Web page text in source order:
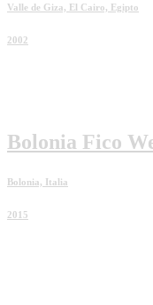
Valle de Giza, El Cairo, Egipto
2002
Bolonia Fico
Bolonia, Italia
2015